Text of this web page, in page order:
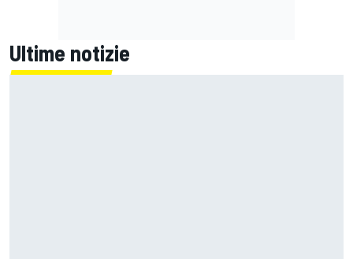
Ultime notizie